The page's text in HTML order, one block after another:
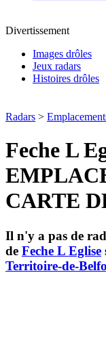
Divertissement
Images drôles
Jeux radars
Histoires drôles
Radars >
Feche L
CARTE
Il n'y a pas de
de Feche L Eglise
Territoire-de-